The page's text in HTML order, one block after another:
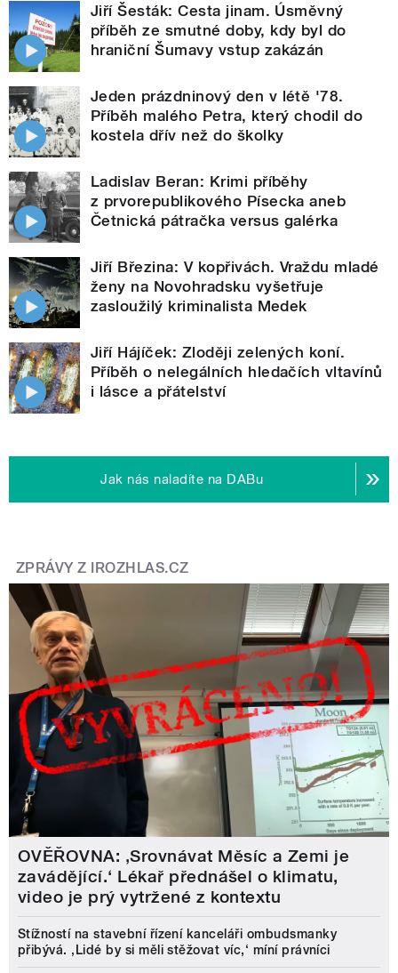
Jiří Šesták: Cesta jinam. Úsměvný
příběh ze smutné doby, kdy byl do
hraniční Šumavy vstup zakázán
Jeden prázdninový den v létě '78.
Příběh malého Petra, který chodil do
kostela dřív než do školky
Ladislav Beran: Krimi příběhy
z prvorepublikového Písecka aneb
Četnická pátračka versus galérka
Jiří Březina: V kopřivách. Vraždu mladé
ženy na Novohradsku vyšetřuje
zasloužilý kriminalista Medek
Jiří Hájíček: Zloději zelených koní.
Příběh o nelegálních hledačích vltavínů
i lásce a přátelství
Jak nás naladíte na DABu
ZPRÁVY Z IROZHLAS.CZ
OVĚŘOVNA: ‚Srovnávat Měsíc a Zemi je
zavádějící.‘ Lékař přednášel o klimatu,
video je prý vytržené z kontextu
Stížností na stavební řízení kanceláři ombudsmanky
přibývá. ‚Lidé by si měli stěžovat víc,‘ míní právníci